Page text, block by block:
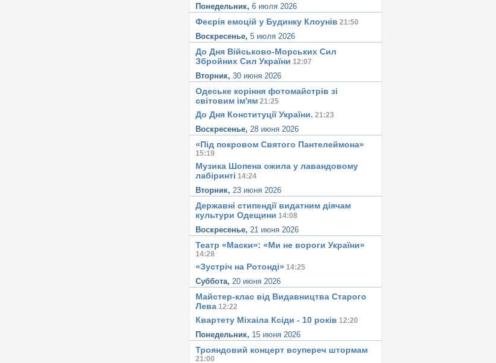
Понедельник, 6 июля 2026
Феєрія емоцій у Будинку Клоунів 21:50
Воскресенье, 5 июля 2026
До Дня Військово-Морських Сил
Збройних Сил України 12:07
Вторник, 30 июня 2026
Одеське корiння фотомайстрiв зі
світовим iм'ям 21:25
До Дня Конституцiї України. 21:23
Воскресенье, 28 июня 2026
«Під покровом Святого Пантелеймона»
15:19
Музика Шопена ожила у лавандовому
лабіринтi 14:24
Вторник, 23 июня 2026
Державні стипендії видатним діячам
культури Одещини 14:08
Воскресенье, 21 июня 2026
Театр «Маски»: «Ми не вороги України»
14:28
«Зустріч на Ротонді» 14:25
Суббота, 20 июня 2026
Майстер-клас від Видавництва Старого
Лева 12:22
Квартету Міхаіла Ксіди - 10 років 12:20
Понедельник, 15 июня 2026
Трояндовий концерт всупереч штормам
21:00